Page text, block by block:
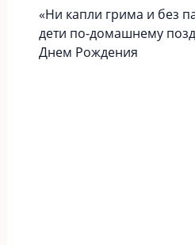
«Ни капли грима и без
дети по-домашнему
Днем Рождения